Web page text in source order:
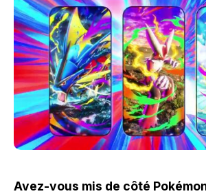
Avez-vous mis de côté